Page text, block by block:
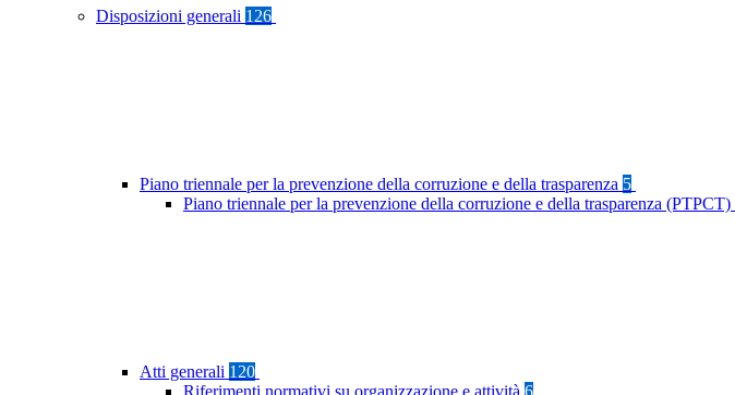
Disposizioni generali 126
Piano triennale per la prevenzione della corruzione e della trasparenza 5
Piano triennale per la prevenzione della corruzione e della trasparenza (PTPCT)
Atti generali 120